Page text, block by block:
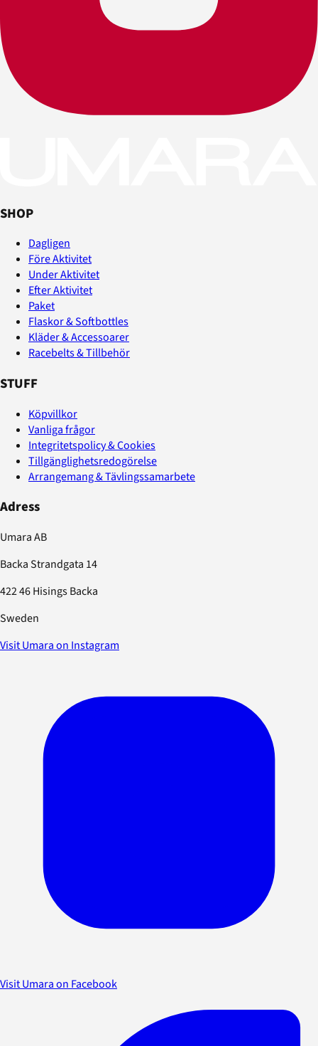
SHOP
Dagligen
Före Aktivitet
Under Aktivitet
Efter Aktivitet
Paket
Flaskor & Softbottles
Kläder & Accessoarer
Racebelts & Tillbehör
STUFF
Köpvillkor
Vanliga frågor
Integritetspolicy & Cookies
Tillgänglighetsredogörelse
Arrangemang & Tävlingssamarbete
Adress
Umara AB
Backa Strandgata 14
422 46 Hisings Backa
Sweden
Visit Umara on Instagram
Visit Umara on Facebook